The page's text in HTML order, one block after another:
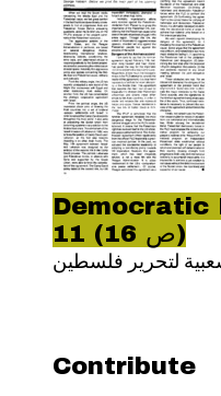
Democratic
11 (ص 16)
لتحرير فلسطين
Contribute